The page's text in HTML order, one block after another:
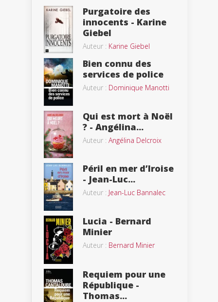
Purgatoire des
innocents - Karine
Giebel
Auteur : Karine Giebel
Bien connu des
services de police
Auteur : Dominique Manotti
Qui est mort à Noël
? - Angélina...
Auteur : Angélina Delcroix
Péril en mer d’Iroise
- Jean-Luc...
Auteur : Jean-Luc Bannalec
Lucia - Bernard
Minier
Auteur : Bernard Minier
Requiem pour une
République -
Thomas...